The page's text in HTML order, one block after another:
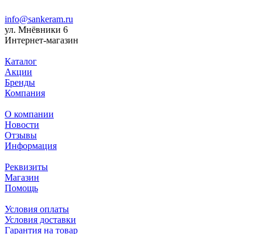
info@sankeram.ru
ул. Мнёвники 6
Интернет-магазин
Каталог
Акции
Бренды
Компания
О компании
Новости
Отзывы
Информация
Реквизиты
Магазин
Помощь
Условия оплаты
Условия доставки
Гарантия на товар